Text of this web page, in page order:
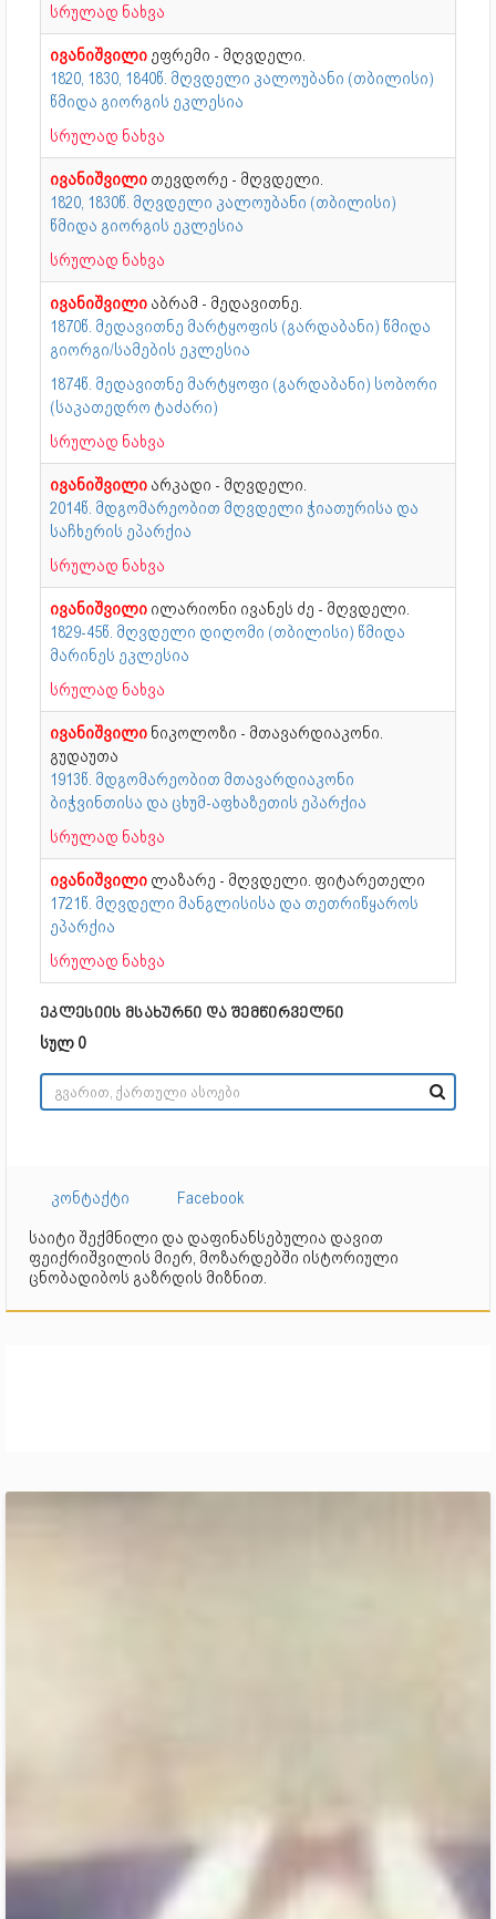
სრულად ნახვა
ივანიშვილი ეფრემი - მღვდელი.
1820, 1830, 1840წ. მღვდელი კალოუბანი (თბილისი)
წმიდა გიორგის ეკლესია
სრულად ნახვა
ივანიშვილი თევდორე - მღვდელი.
1820, 1830წ. მღვდელი კალოუბანი (თბილისი)
წმიდა გიორგის ეკლესია
სრულად ნახვა
ივანიშვილი აბრამ - მედავითნე.
1870წ. მედავითნე მარტყოფის (გარდაბანი) წმიდა
გიორგი/სამების ეკლესია
1874წ. მედავითნე მარტყოფი (გარდაბანი) სობორი
(საკათედრო ტაძარი)
სრულად ნახვა
ივანიშვილი არკადი - მღვდელი.
2014წ. მდგომარეობით მღვდელი ჭიათურისა და
საჩხერის ეპარქია
სრულად ნახვა
ივანიშვილი ილარიონი ივანეს ძე - მღვდელი.
1829-45წ. მღვდელი დიღომი (თბილისი) წმიდა
მარინეს ეკლესია
სრულად ნახვა
ივანიშვილი ნიკოლოზი - მთავარდიაკონი.
გუდაუთა
1913წ. მდგომარეობით მთავარდიაკონი
ბიჭვინთისა და ცხუმ-აფხაზეთის ეპარქია
სრულად ნახვა
ივანიშვილი ლაზარე - მღვდელი. ფიტარეთელი
1721წ. მღვდელი მანგლისისა და თეთრიწყაროს
ეპარქია
სრულად ნახვა
ეკლესიის მსახურნი და შემწირველნი
სულ 0
კონტაქტი
Facebook
საიტი შექმნილი და დაფინანსებულია დავით
ფეიქრიშვილის მიერ, მოზარდებში ისტორიული
ცნობადიბოს გაზრდის მიზნით.